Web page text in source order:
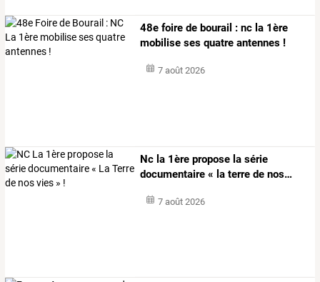
48e foire de bourail : nc la 1ère
mobilise ses quatre antennes !
7 août 2026
Nc la 1ère propose la série
documentaire « la terre de nos…
7 août 2026